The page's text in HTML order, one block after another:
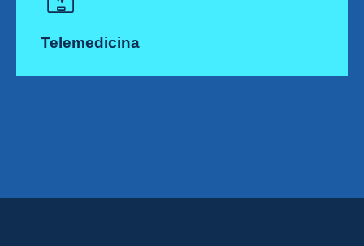
Telemedicina